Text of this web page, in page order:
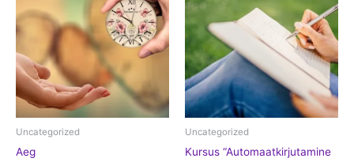
Uncategorized
Aeg
Uncategorized
Kursus “Automaatkirjutamine